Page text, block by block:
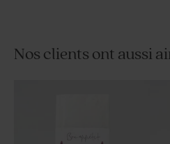
Nos clients ont aussi